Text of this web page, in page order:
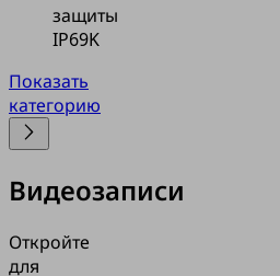
защиты
IP69K
Показать
категорию
Видеозаписи
Откройте
для